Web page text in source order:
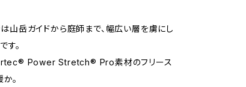
山岳ガイドから庭師まで、幅広い層を虜にし
す。
Power Stretch® Pro素材のフリース
。